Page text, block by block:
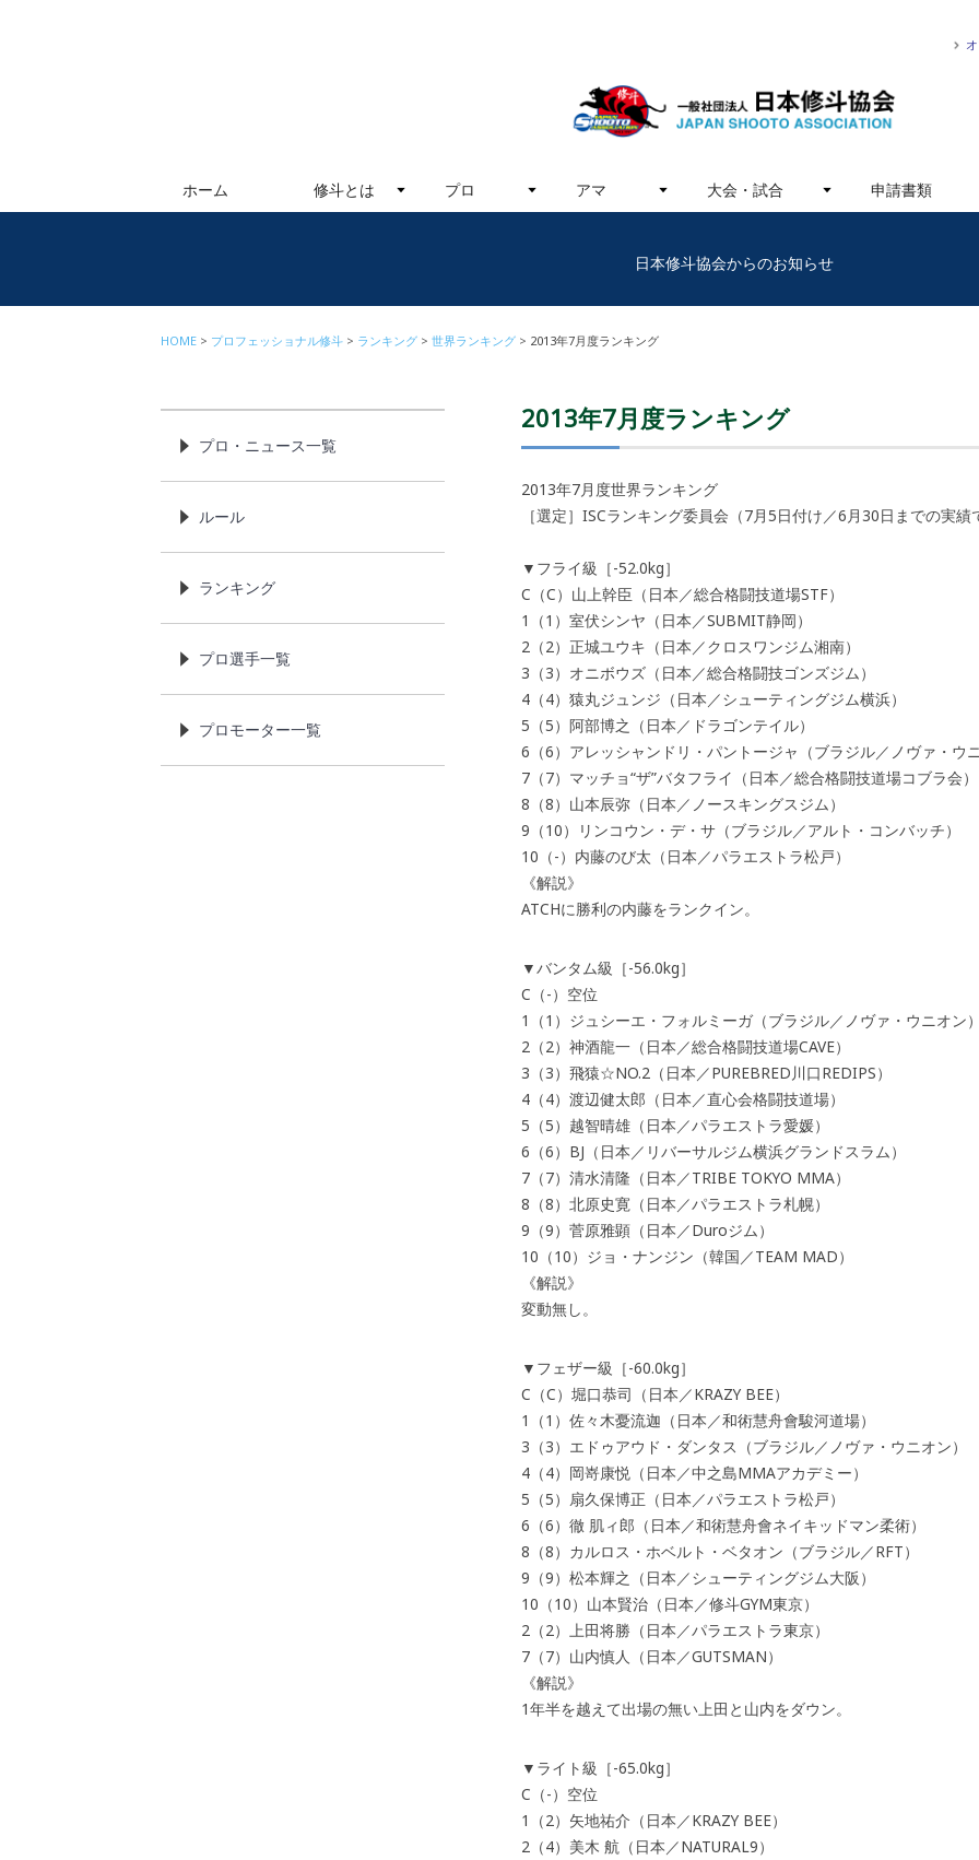
ホーム 修斗とは プロ アマ 大会・試合 申請書類
日本修斗協会からのお知らせ
HOME プロフェッショナル修斗 ランキング 世界ランキング 2013年7月度ランキング
2013年7月度ランキング
2013年7月度世界ランキング
［選定］ISCランキング委員会（7月5日付け／6月30日までの実績
▼フライ級［-52.0kg］
C（C）山上幹臣（日本／総合格闘技道場STF）
1（1）室伏シンヤ（日本／SUBMIT静岡）
2（2）正城ユウキ（日本／クロスワンジム湘南）
3（3）オニボウズ（日本／総合格闘技ゴンズジム）
4（4）猿丸ジュンジ（日本／シューティングジム横浜）
5（5）阿部博之（日本／ドラゴンテイル）
6（6）アレッシャンドリ・パントージャ（ブラジル／ノヴァ・ウニ
7（7）マッチョ“ザ”バタフライ（日本／総合格闘技道場コブラ会）
8（8）山本辰弥（日本／ノースキングスジム）
9（10）リンコウン・デ・サ（ブラジル／アルト・コンバッチ）
10（-）内藤のび太（日本／パラエストラ松戸）
《解説》
ATCHに勝利の内藤をランクイン。
▼バンタム級［-56.0kg］
C（-）空位
1（1）ジュシーエ・フォルミーガ（ブラジル／ノヴァ・ウニオン）
2（2）神酒龍一（日本／総合格闘技道場CAVE）
3（3）飛猿☆NO.2（日本／PUREBRED川口REDIPS）
4（4）渡辺健太郎（日本／直心会格闘技道場）
5（5）越智晴雄（日本／パラエストラ愛媛）
6（6）BJ（日本／リバーサルジム横浜グランドスラム）
7（7）清水清隆（日本／TRIBE TOKYO MMA）
8（8）北原史寛（日本／パラエストラ札幌）
9（9）菅原雅顕（日本／Duroジム）
10（10）ジョ・ナンジン（韓国／TEAM MAD）
《解説》
変動無し。
▼フェザー級［-60.0kg］
C（C）堀口恭司（日本／KRAZY BEE）
1（1）佐々木憂流迦（日本／和術慧舟會駿河道場）
3（3）エドゥアウド・ダンタス（ブラジル／ノヴァ・ウニオン）
4（4）岡嵜康悦（日本／中之島MMAアカデミー）
5（5）扇久保博正（日本／パラエストラ松戸）
6（6）徹 肌ィ郎（日本／和術慧舟會ネイキッドマン柔術）
8（8）カルロス・ホベルト・ベタオン（ブラジル／RFT）
9（9）松本輝之（日本／シューティングジム大阪）
10（10）山本賢治（日本／修斗GYM東京）
2（2）上田将勝（日本／パラエストラ東京）
7（7）山内慎人（日本／GUTSMAN）
《解説》
1年半を越えて出場の無い上田と山内をダウン。
▼ライト級［-65.0kg］
C（-）空位
1（2）矢地祐介（日本／KRAZY BEE）
2（4）美木 航（日本／NATURAL9）
プロ・ニュース一覧
ルール
ランキング
プロ選手一覧
プロモーター一覧